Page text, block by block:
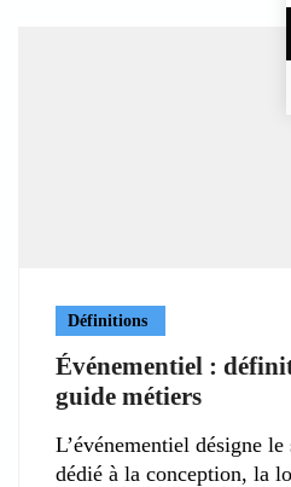
Définitions
Événementiel :
guide métiers
L’événementiel désigne
dédié à la conception, la